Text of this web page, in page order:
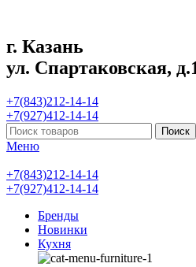
г. Казань
ул. Спартаковская,
+7(843)212-14-14
+7(927)412-14-14
Поиск
Меню
+7(843)212-14-14
+7(927)412-14-14
Бренды
Новинки
Кухня